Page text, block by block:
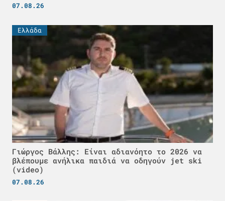
07.08.26
Ελλάδα
Γιώργος Βάλλης: Είναι αδιανόητο το 2026 να
βλέπουμε ανήλικα παιδιά να οδηγούν jet ski
(video)
07.08.26